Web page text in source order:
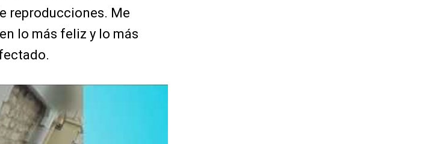
reproducciones. Me
lo más feliz y lo más